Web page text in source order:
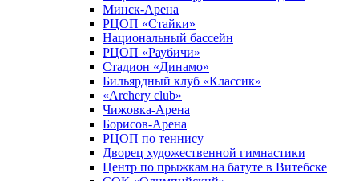
Минск-Арена
РЦОП «Стайки»
Национальный бассейн
РЦОП «Раубичи»
Стадион «Динамо»
Бильярдный клуб «Классик»
«Archery club»
Чижовка-Арена
Борисов-Арена
РЦОП по теннису
Дворец художественной гимнастики
Центр по прыжкам на батуте в Витебске